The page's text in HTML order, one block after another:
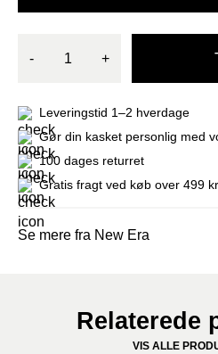
- +
Leveringstid 1–2 hverdage
Gør din kasket personlig med
100 dages returret
Gratis fragt ved køb over 499 kr
Se mere fra New Era
Relaterede
VIS ALLE